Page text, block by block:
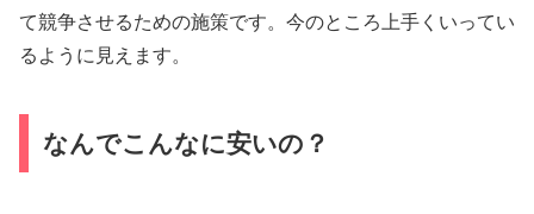
て競争させるための施策です。今のところ上手くいってい
るように見えます。
なんでこんなに安いの？